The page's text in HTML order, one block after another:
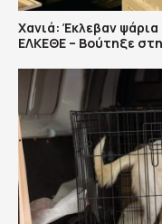
Χανιά: Έκλεβαν
ΕΛΚΕΘΕ – Βούτηξε